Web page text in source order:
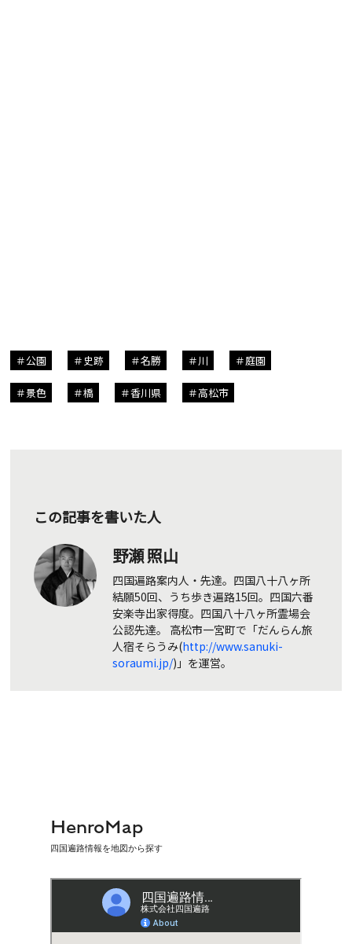
公園 史跡 名勝 川 庭園
景色 橋 香川県 高松市
この記事を書いた人
野瀬 照山
四国遍路案内人・先達。四国八十八ヶ所
結願50回、うち歩き遍路15回。四国六番
安楽寺出家得度。四国八十八ヶ所霊場会
公認先達。 高松市一宮町で「だんらん旅
人宿そらうみ(http://www.sanuki-
soraumi.jp/)」を運営。
HenroMap
四国遍路情報を地図から探す